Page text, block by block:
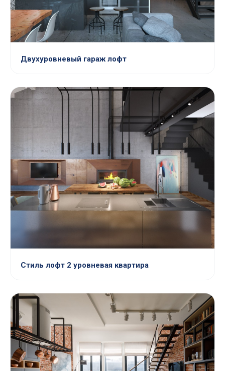
Двухуровневый гараж лофт
Стиль лофт 2 уровневая квартира